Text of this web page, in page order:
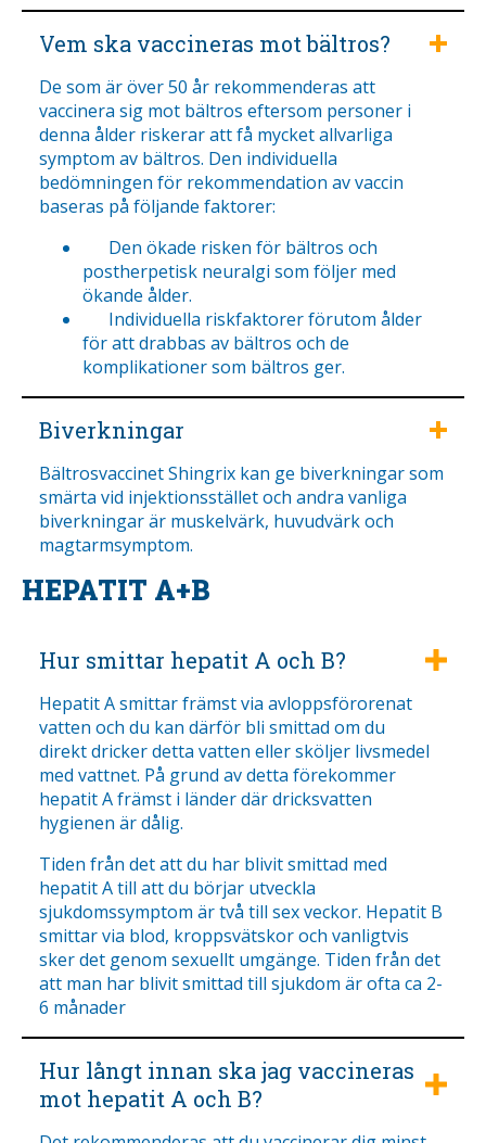
Vem ska vaccineras mot bältros?
De som är över 50 år rekommenderas att
vaccinera sig mot bältros eftersom personer i
denna ålder riskerar att få mycket allvarliga
symptom av bältros. Den individuella
bedömningen för rekommendation av vaccin
baseras på följande faktorer:
Den ökade risken för bältros och
postherpetisk neuralgi som följer med
ökande ålder.
Individuella riskfaktorer förutom ålder
för att drabbas av bältros och de
komplikationer som bältros ger.
Biverkningar
Bältrosvaccinet Shingrix kan ge biverkningar som
smärta vid injektionsstället och andra vanliga
biverkningar är muskelvärk, huvudvärk och
magtarmsymptom.
HEPATIT A+B
Hur smittar hepatit A och B?
Hepatit A smittar främst via avloppsförorenat
vatten och du kan därför bli smittad om du
direkt dricker detta vatten eller sköljer livsmedel
med vattnet. På grund av detta förekommer
hepatit A främst i länder där dricksvatten
hygienen är dålig.
Tiden från det att du har blivit smittad med
hepatit A till att du börjar utveckla
sjukdomssymptom är två till sex veckor. Hepatit B
smittar via blod, kroppsvätskor och vanligtvis
sker det genom sexuellt umgänge. Tiden från det
att man har blivit smittad till sjukdom är ofta ca 2-
6 månader
Hur långt innan ska jag vaccineras
mot hepatit A och B?